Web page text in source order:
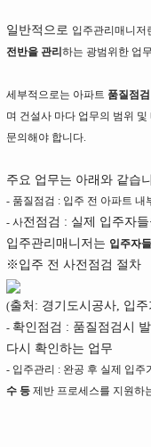
일반적으로 입주관리매니저
전반을 관리 하는 광범위한 업
세부적으로는 아파트 품질점
며 건설사 마다 업무의 범위
문의해야 합니다.
주요 업무는 아래와 같습
- 품질점검 : 입주 전 아파트 내
- 사전점검 : 실제 입주자
입주관리매니저는 입주자
※입주 전 사전점검 절차
(출처: 경기도시공사, 입
- 확인점검 : 품질점검시
다시 확인하는 업무
- 입주관리 : 완공 후 실제 입주
수 등 제반 프로세스를 지원하